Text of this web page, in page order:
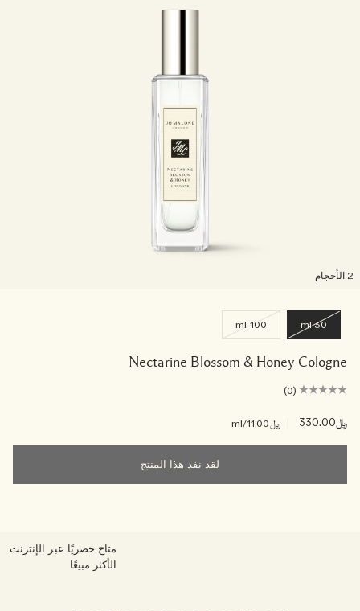
30 ml
100 ml
Nectarine Blossom & Honey Cologne
(0)
﷼330.00 ﷼11.00 /ml
لقد نفد هذا المنتج
متاح حصريًا عبر الإنترنت
الأكثر مبيعًا